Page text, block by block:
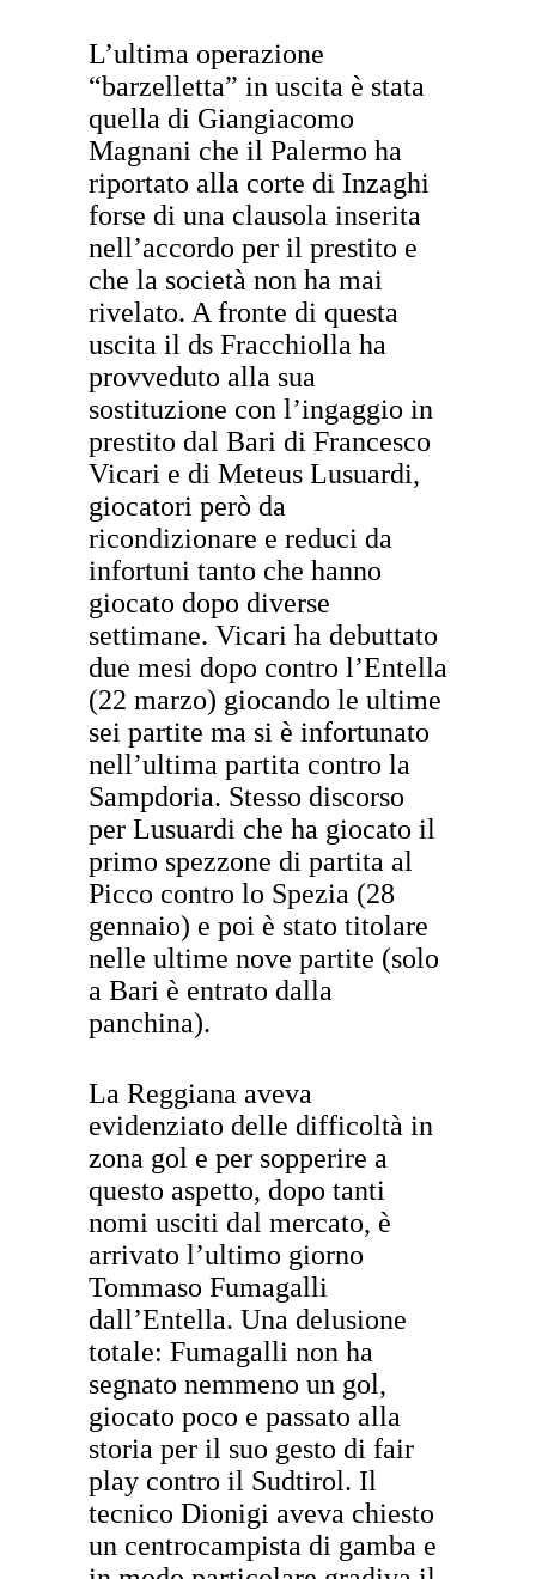
L’ultima operazione
“barzelletta” in uscita è stata
quella di Giangiacomo
Magnani che il Palermo ha
riportato alla corte di Inzaghi
forse di una clausola inserita
nell’accordo per il prestito e
che la società non ha mai
rivelato. A fronte di questa
uscita il ds Fracchiolla ha
provveduto alla sua
sostituzione con l’ingaggio in
prestito dal Bari di Francesco
Vicari e di Meteus Lusuardi,
giocatori però da
ricondizionare e reduci da
infortuni tanto che hanno
giocato dopo diverse
settimane. Vicari ha debuttato
due mesi dopo contro l’Entella
(22 marzo) giocando le ultime
sei partite ma si è infortunato
nell’ultima partita contro la
Sampdoria. Stesso discorso
per Lusuardi che ha giocato il
primo spezzone di partita al
Picco contro lo Spezia (28
gennaio) e poi è stato titolare
nelle ultime nove partite (solo
a Bari è entrato dalla
panchina).
La Reggiana aveva
evidenziato delle difficoltà in
zona gol e per sopperire a
questo aspetto, dopo tanti
nomi usciti dal mercato, è
arrivato l’ultimo giorno
Tommaso Fumagalli
dall’Entella. Una delusione
totale: Fumagalli non ha
segnato nemmeno un gol,
giocato poco e passato alla
storia per il suo gesto di fair
play contro il Sudtirol. Il
tecnico Dionigi aveva chiesto
un centrocampista di gamba e